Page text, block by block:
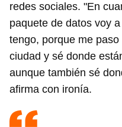
redes sociales. "En
paquete de datos voy
tengo, porque me
ciudad y sé donde
aunque también sé
afirma con ironía.